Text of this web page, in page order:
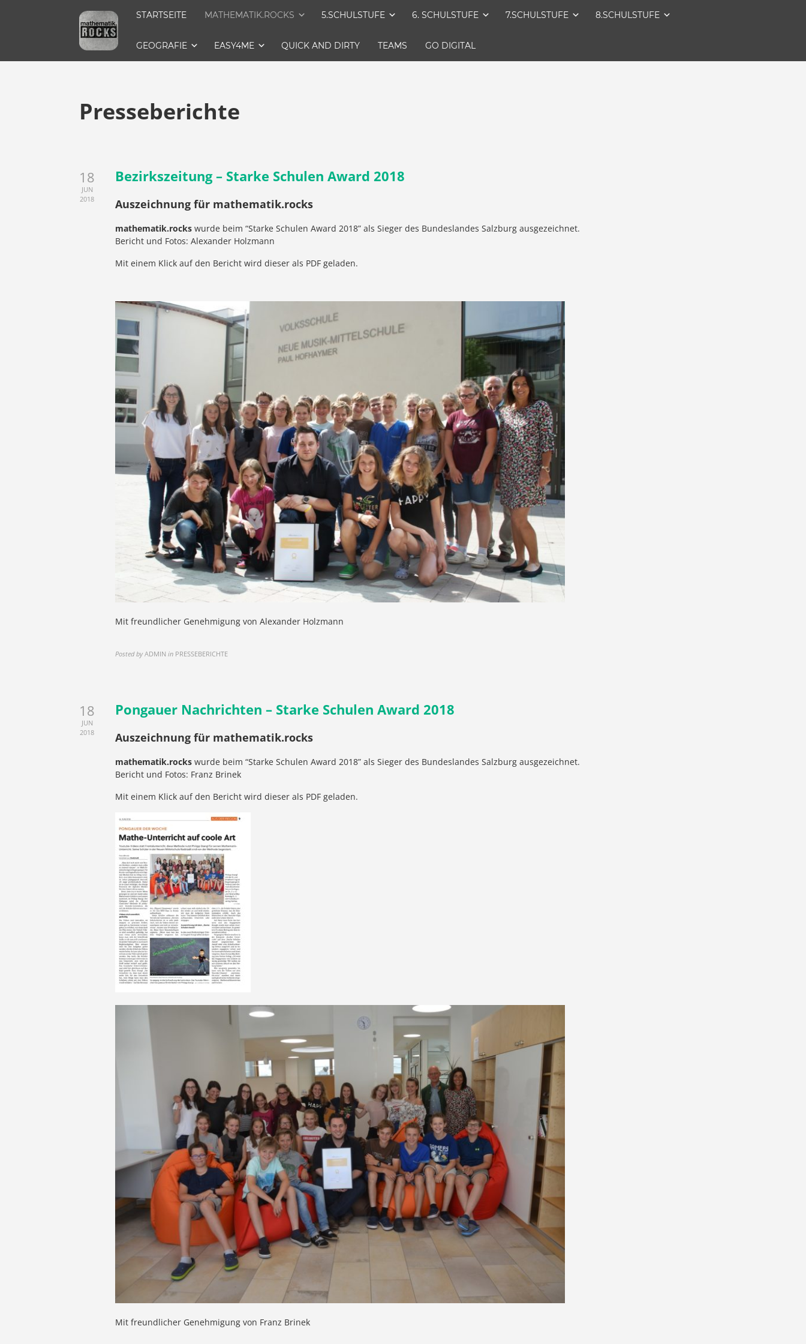
STARTSEITE MATHEMATIK.ROCKS 5.SCHULSTUFE 6. SCHULSTUFE 7.SCHULSTUFE 8.SCHULSTUFE
GEOGRAFIE EASY4ME QUICK AND DIRTY TEAMS GO DIGITAL
Presseberichte
18
JUN
2018
Bezirkszeitung – Starke Schulen Award 2018
Auszeichnung für mathematik.rocks
mathematik.rocks wurde beim “Starke Schulen Award 2018” als Sieger des Bundeslandes Salzburg ausgezeichnet.
Bericht und Fotos: Alexander Holzmann
Mit einem Klick auf den Bericht wird dieser als PDF geladen.
Mit freundlicher Genehmigung von Alexander Holzmann
Posted by ADMIN in PRESSEBERICHTE
18
JUN
2018
Pongauer Nachrichten – Starke Schulen Award 2018
Auszeichnung für mathematik.rocks
mathematik.rocks wurde beim “Starke Schulen Award 2018” als Sieger des Bundeslandes Salzburg ausgezeichnet.
Bericht und Fotos: Franz Brinek
Mit einem Klick auf den Bericht wird dieser als PDF geladen.
Mit freundlicher Genehmigung von Franz Brinek